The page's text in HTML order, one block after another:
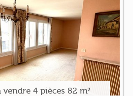
4 pièces 82 m²